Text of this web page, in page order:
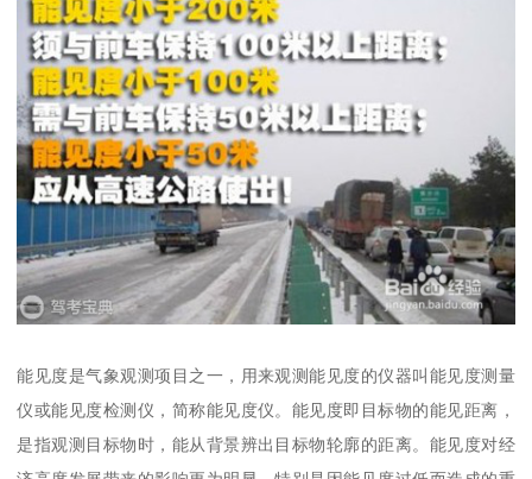
能见度是气象观测项目之一，用来观测能见度的仪器叫能见度测量
仪或能见度检测仪，简称能见度仪。能见度即目标物的能见距离，
是指观测目标物时，能从背景辨出目标物轮廓的距离。能见度对经